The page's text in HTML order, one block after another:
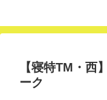
【寝特TM・西
ーク